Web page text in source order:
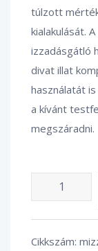
túlzott
kialakulását.
izzadásgátló
divat illat
használatát
a kívánt
megszáradni.
BODYMED
–
Izzadásgátló
Dezodor,
Cikkszám: